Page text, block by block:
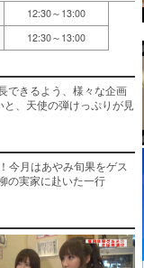
12:30～13:00
12:30～13:00
できるよう、様々な企画
、天使の弾けっぷりが見
今月はあやみ旬果をゲス
の実家に赴いた一行